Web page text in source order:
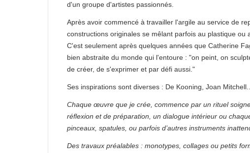
d'un groupe d'artistes passionnés.
​Après avoir commencé à travailler l'argile au service de
constructions originales se mêlant parfois au plastique ou
C'est seulement après quelques années que Catherine
bien abstraite du monde qui l'entoure : "on peint, on
de créer, de s'exprimer et par défi aussi."
Ses inspirations sont diverses : De Kooning, Joan Mitchell...
Chaque œuvre que je crée, commence par un rituel
réflexion et de préparation, un dialogue intérieur ou
pinceaux, spatules, ou parfois d’autres instruments
Des travaux préalables : monotypes, collages ou petits